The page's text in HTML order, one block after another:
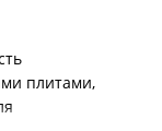
плитами,